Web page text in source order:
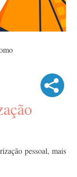
pessoal, mais